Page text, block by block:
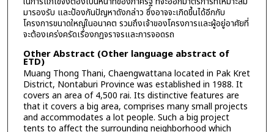
มารองรับ และป้องกันปัญหาดังกล่าว ซึ่งอาจจะเกิดขึ้นได้อีกกับ
โครงการขนาดใหญ่ในอนาคต รวมถึงเจ้าของโครงการและผู้อยู่อาศัยที่
จะต้องเคร่งครัดเรื่องกฎจราจรและการจอดรถ
Other Abstract (Other language abstract of
ETD)
Muang Thong Thani, Chaengwattana located in Pak Kret
District, Nontaburi Province was established in 1988. It
covers an area of 4,500 rai. Its distinctive features are
that it covers a big area, comprises many small projects
and accommodates a lot people. Such a big project
tents to affect the surrounding neighborhood which